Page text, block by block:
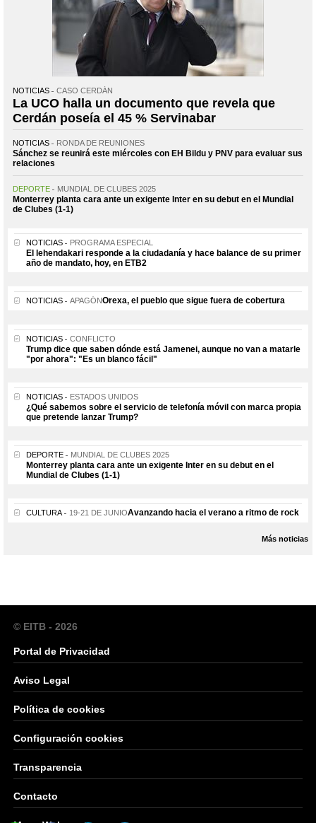
NOTICIAS CASO CERDÁN
La UCO halla un documento que revela que
Cerdán poseía el 45 % Servinabar
NOTICIAS RONDA DE REUNIONES
Sánchez se reunirá este miércoles con EH Bildu y PNV para evaluar sus
relaciones
DEPORTE MUNDIAL DE CLUBES 2025
Monterrey planta cara ante un exigente Inter en su debut en el Mundial
de Clubes (1-1)
NOTICIAS PROGRAMA ESPECIAL
El lehendakari responde a la ciudadanía y hace balance de su primer
año de mandato, hoy, en ETB2
NOTICIAS APAGÓNOrexa, el pueblo que sigue fuera de cobertura
NOTICIAS CONFLICTO
Trump dice que saben dónde está Jamenei, aunque no van a matarle
"por ahora": "Es un blanco fácil"
NOTICIAS ESTADOS UNIDOS
¿Qué sabemos sobre el servicio de telefonía móvil con marca propia
que pretende lanzar Trump?
DEPORTE MUNDIAL DE CLUBES 2025
Monterrey planta cara ante un exigente Inter en su debut en el
Mundial de Clubes (1-1)
CULTURA 19-21 DE JUNIOAvanzando hacia el verano a ritmo de rock
Más noticias
© EITB - 2026
Portal de Privacidad
Aviso Legal
Política de cookies
Configuración cookies
Transparencia
Contacto